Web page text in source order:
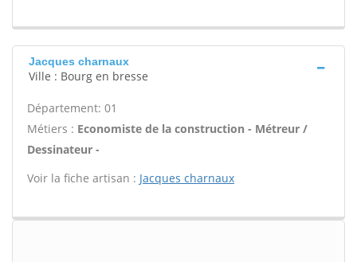
Jacques charnaux
Ville : Bourg en bresse
Département: 01
Métiers : Economiste de la construction - Métreur /
Dessinateur -
Voir la fiche artisan : Jacques charnaux